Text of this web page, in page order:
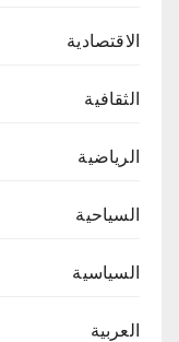
الاقتصادية
الثقافية
الرياضية
السياحية
السياسية
العربية